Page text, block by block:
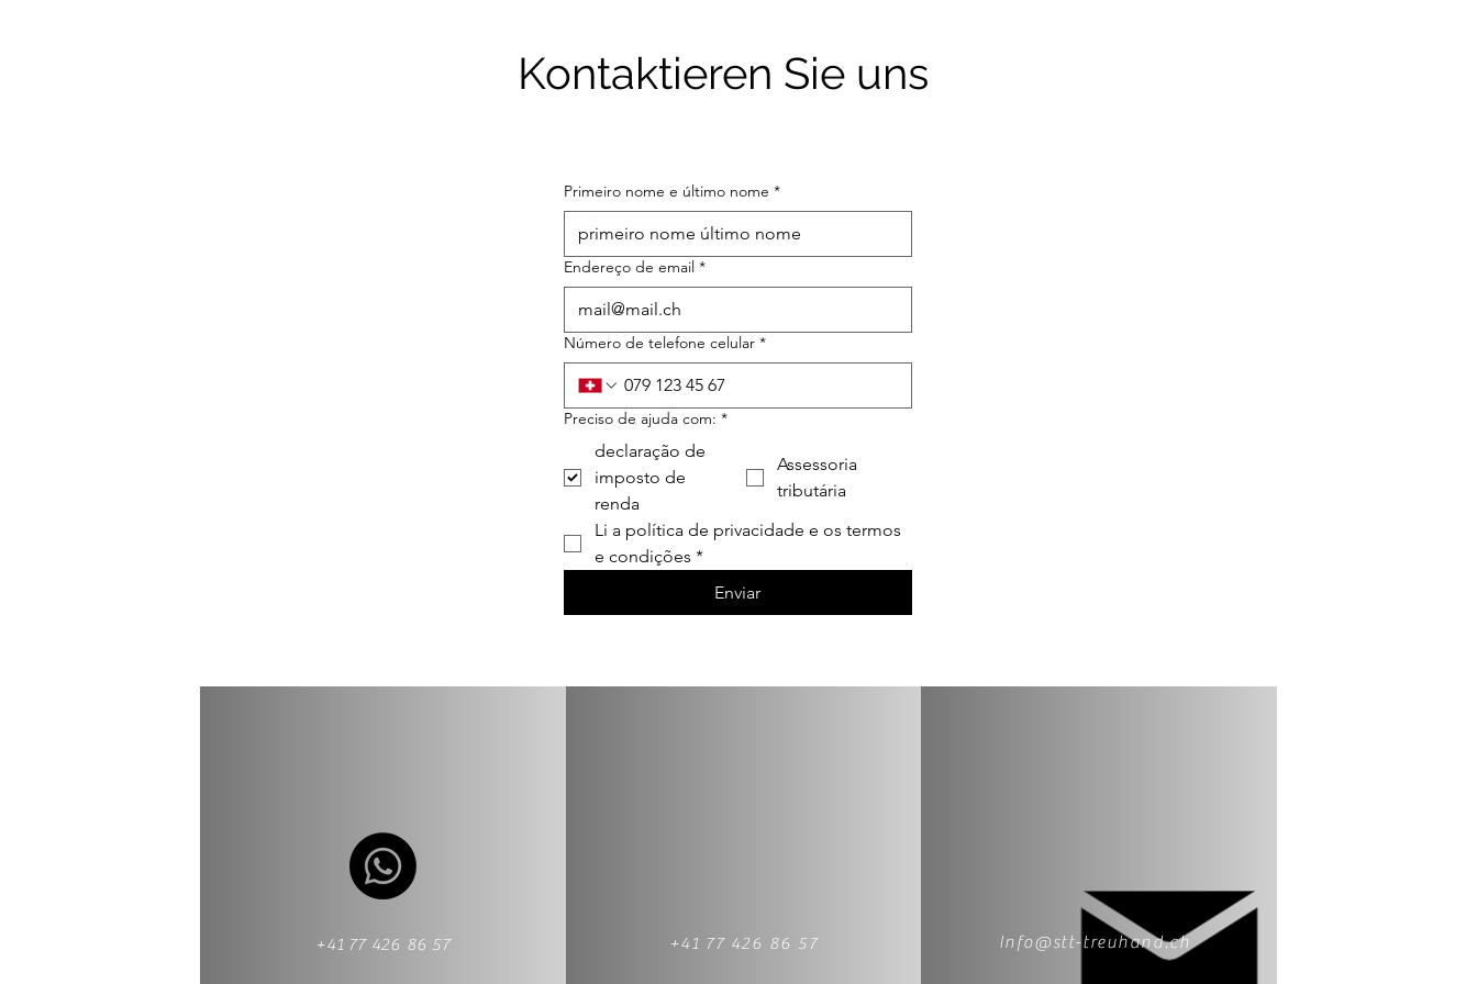
Kontaktieren Sie uns
Primeiro nome e último nome *
Endereço de email *
Número de telefone celular *
Preciso de ajuda com: *
declaração de
imposto de
renda
Assessoria
tributária
Li a política de privacidade e os termos
e condições *
Enviar
+41 77 426 86 57 +41 77 426 86 57 Info@stt-treuhand.ch